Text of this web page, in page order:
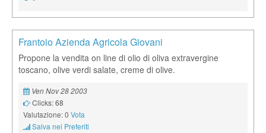
Frantoio Azienda Agricola Giovani
Propone la vendita on line di olio di oliva extravergine
toscano, olive verdi salate, creme di olive.
Ven Nov 28 2003
Clicks: 68
Valutazione: 0 Vota
Salva nei Preferiti